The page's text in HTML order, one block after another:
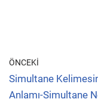
ÖNCEKI
Simultane
Anlamı-Simultane